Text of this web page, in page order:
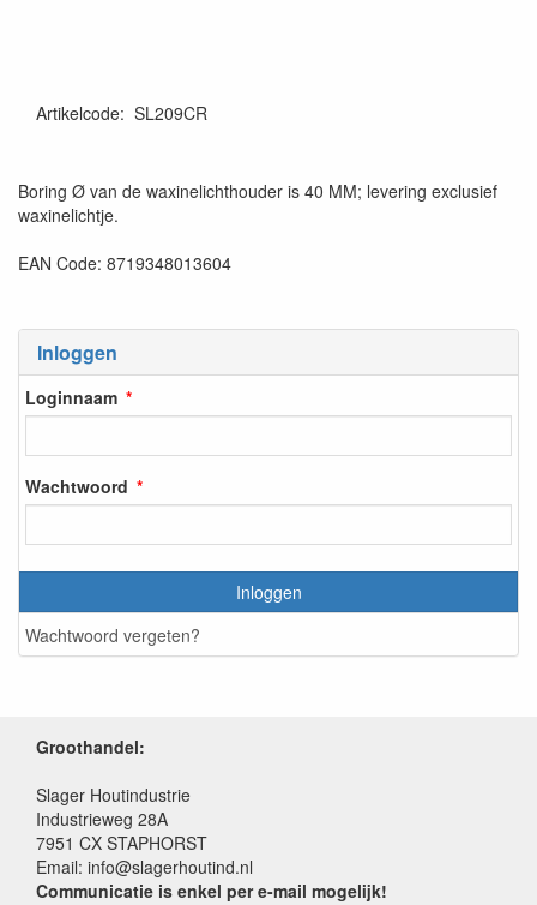
Inloggen
Loginnaam
Wachtwoord
Inloggen
Wachtwoord vergeten?
Artikelcode: SL209CR
Boring Ø van de waxinelichthouder is 40 MM; levering exclusief
waxinelichtje.
EAN Code: 8719348013604
Groothandel:
Slager Houtindustrie
Industrieweg 28A
7951 CX STAPHORST
Email: info@slagerhoutind.nl
Communicatie is enkel per e-mail mogelijk!